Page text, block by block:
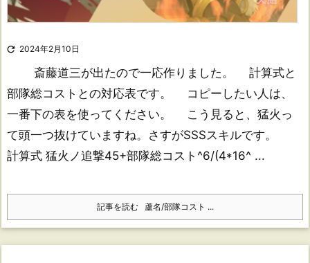
 2024年2月10日
斎藤道三が出たので一応作りました。 計算式と
部隊総コストとの対応表です。 コピーしたい人は、
一番下の表を使ってください。 こう見ると、猛火っ
て頭一つ抜けていますね。さすがSSSスキルです。
計算式 猛火ノ追撃45+部隊総コスト^6/(4*16^ ...
記事を読む 蘆名/部隊コスト ...